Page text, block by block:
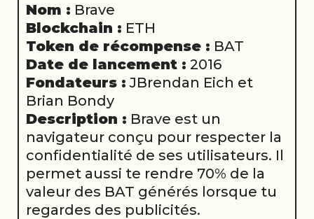
Nom : Brave
Blockchain : ETH
Token de récompense : BAT
Date de lancement : 2016
Fondateurs : JBrendan Eich et
Brian Bondy
Description : Brave est un
navigateur conçu pour respecter la
confidentialité de ses utilisateurs. Il
permet aussi te rendre 70% de la
valeur des BAT générés lorsque tu
regardes des publicités.